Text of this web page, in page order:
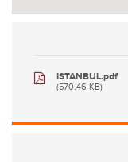
ISTANBUL.pdf
(570.46 KB)